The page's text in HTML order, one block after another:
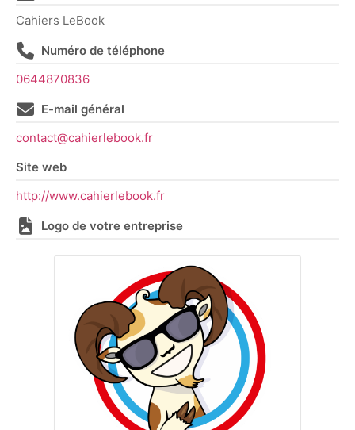
Cahiers LeBook
Numéro de téléphone
0644870836
E-mail général
contact@cahierlebook.fr
Site web
http://www.cahierlebook.fr
Logo de votre entreprise